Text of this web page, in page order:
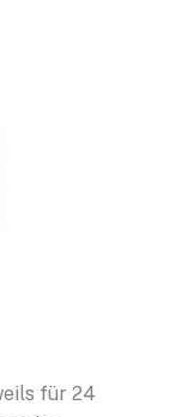
für 24